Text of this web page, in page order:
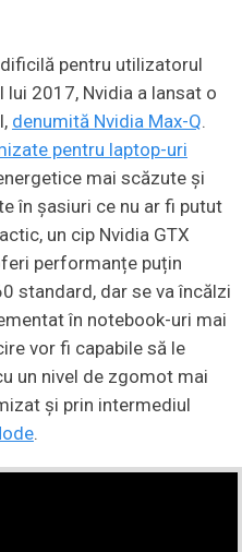
pentru utilizatorul
2017, Nvidia a lansat o
denumită Nvidia Max-Q.
pentru laptop-uri
mai scăzute și
în șasiuri ce nu ar fi putut
un cip Nvidia GTX
performanțe puțin
standard, dar se va încălzi
în notebook-uri mai
vor fi capabile să le
un nivel de zgomot mai
și prin intermediul
.